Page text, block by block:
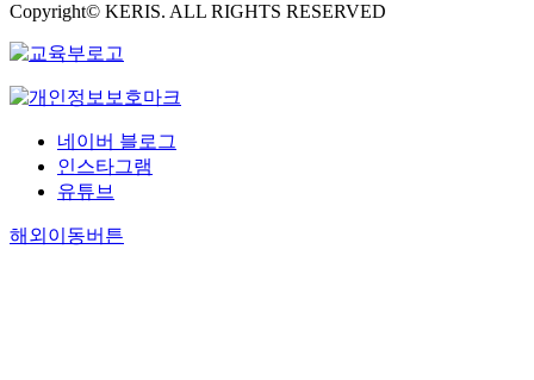
Copyright© KERIS. ALL RIGHTS RESERVED
네이버 블로그
인스타그램
유튜브
해외이동버튼